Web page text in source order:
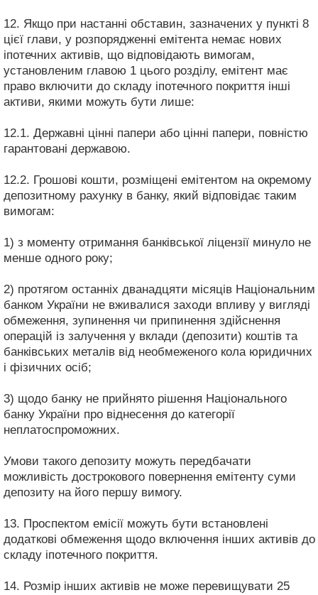
12. Якщо при настанні обставин, зазначених у пункті 8
цієї глави, у розпорядженні емітента немає нових
іпотечних активів, що відповідають вимогам,
установленим главою 1 цього розділу, емітент має
право включити до складу іпотечного покриття інші
активи, якими можуть бути лише:
12.1. Державні цінні папери або цінні папери, повністю
гарантовані державою.
12.2. Грошові кошти, розміщені емітентом на окремому
депозитному рахунку в банку, який відповідає таким
вимогам:
1) з моменту отримання банківської ліцензії минуло не
менше одного року;
2) протягом останніх дванадцяти місяців Національним
банком України не вживалися заходи впливу у вигляді
обмеження, зупинення чи припинення здійснення
операцій із залучення у вклади (депозити) коштів та
банківських металів від необмеженого кола юридичних
і фізичних осіб;
3) щодо банку не прийнято рішення Національного
банку України про віднесення до категорії
неплатоспроможних.
Умови такого депозиту можуть передбачати
можливість дострокового повернення емітенту суми
депозиту на його першу вимогу.
13. Проспектом емісії можуть бути встановлені
додаткові обмеження щодо включення інших активів до
складу іпотечного покриття.
14. Розмір інших активів не може перевищувати 25